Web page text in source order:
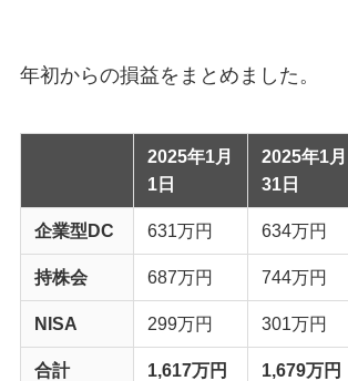
年初からの損益をまとめました。
2025年1月
1日
2025年1月
31日
企業型DC 631万円 634万円
持株会 687万円 744万円
NISA 299万円 301万円
合計 1,617万円 1,679万円